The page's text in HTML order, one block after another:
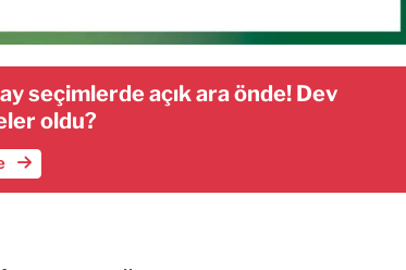
seçimlerde açık ara önde! Dev
oldu?